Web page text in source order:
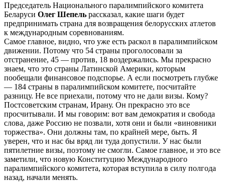
Председатель Национального паралимпийского комитета
Беларуси Олег Шепель рассказал, какие шаги будет
предпринимать страна для возвращения белорусских атлетов
к международным соревнованиям.
Самое главное, видно, что уже есть раскол в паралимпийском
движении. Потому что 54 страны проголосовали за
отстранение, 45 — против, 18 воздержались. Мы прекрасно
знаем, что это страны Латинской Америки, которым
пообещали финансовое подспорье. А если посмотреть глубже
— 184 страны в паралимпийском комитете, посчитайте
разницу. Не все приехали, потому что не дали визы. Кому?
Постсоветским странам, Ирану. Он прекрасно это все
просчитывали. И мы говорим: вот вам демократия и свобода
слова, даже Россию не позвали, хотя они и были «виновники
торжества». Они должны там, по крайней мере, быть. Я
уверен, что и нас бы вряд ли туда допустили. У нас были
пятилетние визы, поэтому не смогли. Самое главное, и это все
заметили, что новую Конституцию Международного
паралимпийского комитета, которая вступила в силу полгода
назад, начали менять.